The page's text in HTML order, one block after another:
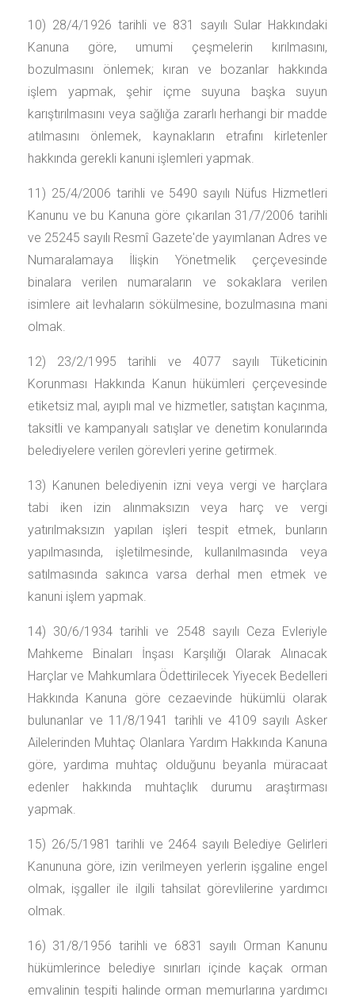
10) 28/4/1926 tarihli ve 831 sayılı Sular Hakkındaki
Kanuna göre, umumi çeşmelerin kırılmasını,
bozulmasını önlemek; kıran ve bozanlar hakkında
işlem yapmak, şehir içme suyuna başka suyun
karıştırılmasını veya sağlığa zararlı herhangi bir madde
atılmasını önlemek, kaynakların etrafını kirletenler
hakkında gerekli kanuni işlemleri yapmak.
11) 25/4/2006 tarihli ve 5490 sayılı Nüfus Hizmetleri
Kanunu ve bu Kanuna göre çıkarılan 31/7/2006 tarihli
ve 25245 sayılı Resmî Gazete'de yayımlanan Adres ve
Numaralamaya İlişkin Yönetmelik çerçevesinde
binalara verilen numaraların ve sokaklara verilen
isimlere ait levhaların sökülmesine, bozulmasına mani
olmak.
12) 23/2/1995 tarihli ve 4077 sayılı Tüketicinin
Korunması Hakkında Kanun hükümleri çerçevesinde
etiketsiz mal, ayıplı mal ve hizmetler, satıştan kaçınma,
taksitli ve kampanyalı satışlar ve denetim konularında
belediyelere verilen görevleri yerine getirmek.
13) Kanunen belediyenin izni veya vergi ve harçlara
tabi iken izin alınmaksızın veya harç ve vergi
yatırılmaksızın yapılan işleri tespit etmek, bunların
yapılmasında, işletilmesinde, kullanılmasında veya
satılmasında sakınca varsa derhal men etmek ve
kanuni işlem yapmak.
14) 30/6/1934 tarihli ve 2548 sayılı Ceza Evleriyle
Mahkeme Binaları İnşası Karşılığı Olarak Alınacak
Harçlar ve Mahkumlara Ödettirilecek Yiyecek Bedelleri
Hakkında Kanuna göre cezaevinde hükümlü olarak
bulunanlar ve 11/8/1941 tarihli ve 4109 sayılı Asker
Ailelerinden Muhtaç Olanlara Yardım Hakkında Kanuna
göre, yardıma muhtaç olduğunu beyanla müracaat
edenler hakkında muhtaçlık durumu araştırması
yapmak.
15) 26/5/1981 tarihli ve 2464 sayılı Belediye Gelirleri
Kanununa göre, izin verilmeyen yerlerin işgaline engel
olmak, işgaller ile ilgili tahsilat görevlilerine yardımcı
olmak.
16) 31/8/1956 tarihli ve 6831 sayılı Orman Kanunu
hükümlerince belediye sınırları içinde kaçak orman
emvalinin tespiti halinde orman memurlarına yardımcı